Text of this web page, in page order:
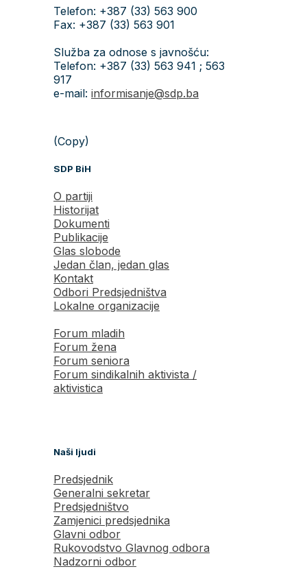
Telefon: +387 (33) 563 900
Fax: +387 (33) 563 901
Služba za odnose s javnošću:
Telefon: +387 (33) 563 941 ; 563
917
e-mail: informisanje@sdp.ba
(Copy)
SDP BiH
O partiji
Historijat
Dokumenti
Publikacije
Glas slobode
Jedan član, jedan glas
Kontakt
Odbori Predsjedništva
Lokalne organizacije
Forum mladih
Forum žena
Forum seniora
Forum sindikalnih aktivista /
aktivistica
Naši ljudi
Predsjednik
Generalni sekretar
Predsjedništvo
Zamjenici predsjednika
Glavni odbor
Rukovodstvo Glavnog odbora
Nadzorni odbor